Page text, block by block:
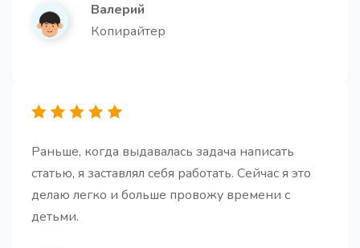
готовыми темами писем и ключевыми элементами
каждой рассылки
Валерий
Копирайтер
Раньше, когда выдавалась задача написать
статью, я заставлял себя работать. Сейчас я это
делаю легко и больше провожу времени с
детьми.